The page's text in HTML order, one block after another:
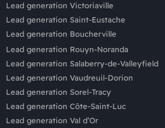
Lead generation Victoriaville
Lead generation Saint-Eustache
Lead generation Boucherville
Lead generation Rouyn-Noranda
Lead generation Salaberry-de-Valleyfield
Lead generation Vaudreuil-Dorion
Lead generation Sorel-Tracy
Lead generation Côte-Saint-Luc
Lead generation Val d’Or